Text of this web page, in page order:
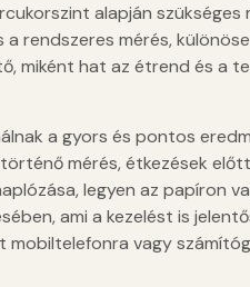
alapján szükséges
rendszeres mérés,
miként hat az étrend és a
a gyors és pontos
mérés, étkezések
legyen az papíron
ami a kezelést is
vagy